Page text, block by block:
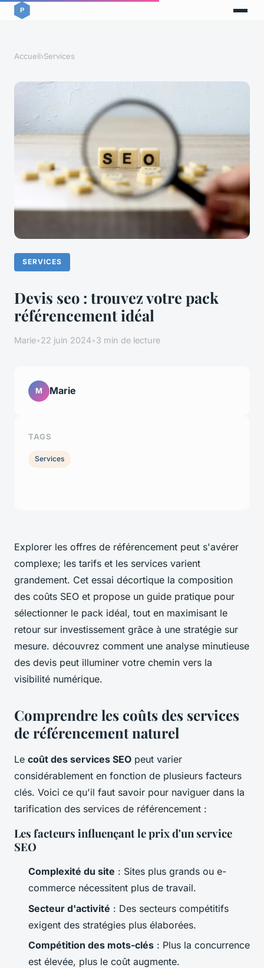
Accueil›Services
SERVICES
Devis seo : trouvez votre pack
référencement idéal
Marie•22 juin 2024•3 min de lecture
Explorer les offres de référencement peut s'avérer
complexe; les tarifs et les services varient
grandement. Cet essai décortique la composition
des coûts SEO et propose un guide pratique pour
sélectionner le pack idéal, tout en maximisant le
retour sur investissement grâce à une stratégie sur
mesure. découvrez comment une analyse minutieuse
des devis peut illuminer votre chemin vers la
visibilité numérique.
Comprendre les coûts des services
de référencement naturel
Le coût des services SEO peut varier
considérablement en fonction de plusieurs facteurs
clés. Voici ce qu'il faut savoir pour naviguer dans la
tarification des services de référencement :
Les facteurs influençant le prix d'un service
SEO
Complexité du site : Sites plus grands ou e-
commerce nécessitent plus de travail.
Secteur d'activité : Des secteurs compétitifs
exigent des stratégies plus élaborées.
Compétition des mots-clés : Plus la concurrence
est élevée, plus le coût augmente.
M Marie
TAGS
Services